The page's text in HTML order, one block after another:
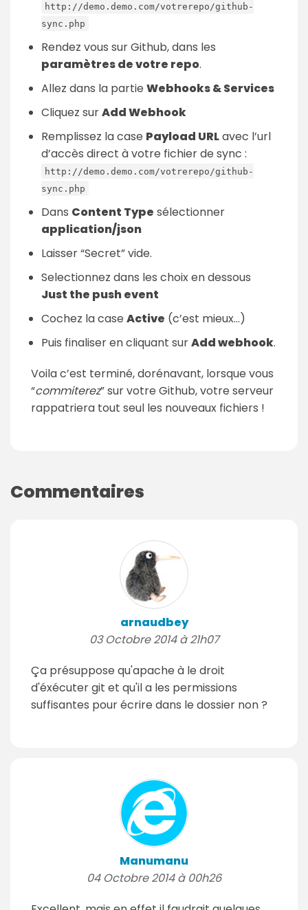
http://demo.demo.com/votrerepo/github-
sync.php
Rendez vous sur Github, dans les
paramètres de votre repo.
Allez dans la partie Webhooks & Services
Cliquez surAdd Webhook
Remplissez la case Payload URLavec l’url
d’accès direct à votre fichier de sync :
http://demo.demo.com/votrerepo/github-
sync.php
Dans Content Type sélectionner
application/json
Laisser “Secret” vide.
Selectionnez dans les choix en dessous
Just the push event
Cochez la case Active (c’est mieux…)
Puis finaliser en cliquant surAdd webhook.
Voila c’est terminé, dorénavant, lorsque vous
“commiterez” sur votre Github, votre serveur
rappatriera tout seul les nouveaux fichiers !
Commentaires
arnaudbey
03 Octobre 2014 à 21h07
Ça présuppose qu'apache à le droit
d'éxécuter git et qu'il a les permissions
suffisantes pour écrire dans le dossier non ?
Manumanu
04 Octobre 2014 à 00h26